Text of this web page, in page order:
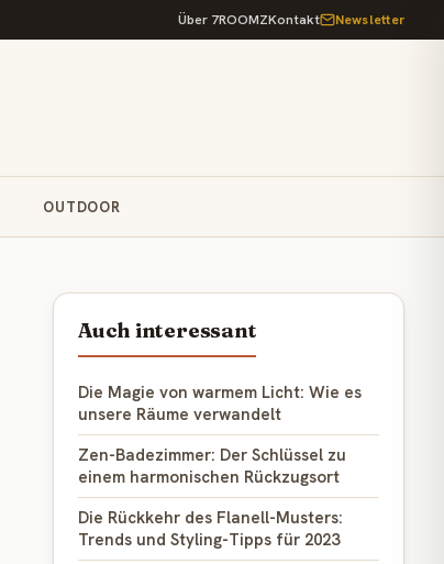
Über 7ROOMZKontakt Newsletter
OUTDOOR
Auch interessant
Die Magie von warmem Licht: Wie es
unsere Räume verwandelt
Zen-Badezimmer: Der Schlüssel zu
einem harmonischen Rückzugsort
Die Rückkehr des Flanell-Musters:
Trends und Styling-Tipps für 2023